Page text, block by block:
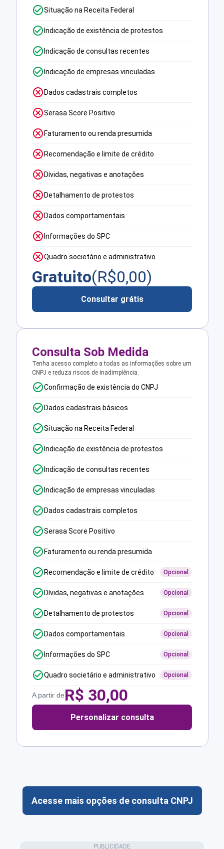
Situação na Receita Federal
Indicação de existência de protestos
Indicação de consultas recentes
Indicação de empresas vinculadas
Dados cadastrais completos
Serasa Score Positivo
Faturamento ou renda presumida
Recomendação e limite de crédito
Dívidas, negativas e anotações
Detalhamento de protestos
Dados comportamentais
Informações do SPC
Quadro societário e administrativo
Gratuito(R$0,00)
Consultar grátis
Consulta Sob Medida
Tenha acesso completo a todas as informações sobre um
CNPJ e reduza riscos de inadimplência.
Confirmação de existência do CNPJ
Dados cadastrais básicos
Situação na Receita Federal
Indicação de existência de protestos
Indicação de consultas recentes
Indicação de empresas vinculadas
Dados cadastrais completos
Serasa Score Positivo
Faturamento ou renda presumida
Recomendação e limite de crédito Opcional
Dívidas, negativas e anotações Opcional
Detalhamento de protestos Opcional
Dados comportamentais Opcional
Informações do SPC Opcional
Quadro societário e administrativo Opcional
A partir deR$ 30,00
Personalizar consulta
Acesse mais opções de consulta CNPJ